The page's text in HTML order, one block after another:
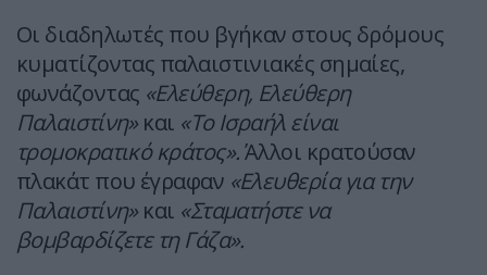
Οι διαδηλωτές που βγήκαν στους δρόμους
κυματίζοντας παλαιστινιακές σημαίες,
φωνάζοντας «Ελεύθερη, Ελεύθερη
Παλαιστίνη»και «Το Ισραήλ είναι
τρομοκρατικό κράτος».Άλλοι κρατούσαν
πλακάτ που έγραφαν «Ελευθερία για την
Παλαιστίνη»και «Σταματήστε να
βομβαρδίζετε τη Γάζα».